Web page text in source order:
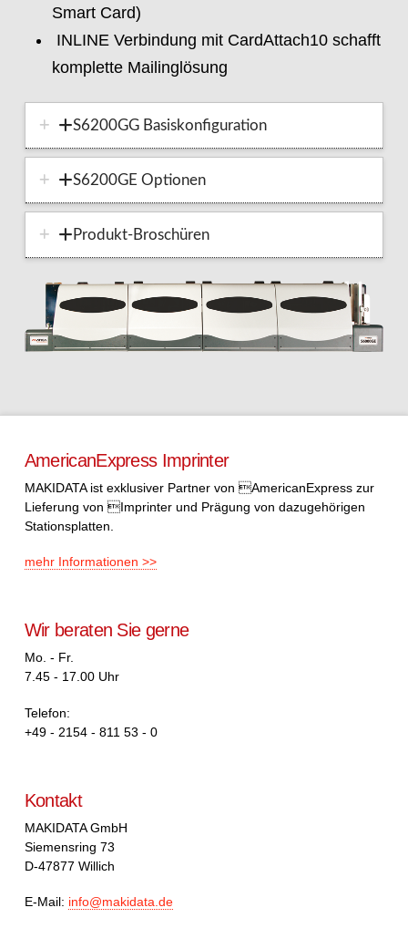
Smart Card)
INLINE Verbindung mit CardAttach10 schafft
komplette Mailinglösung
S6200GG Basiskonfiguration
S6200GE Optionen
Produkt-Broschüren
AmericanExpress Imprinter
MAKIDATA ist exklusiver Partner von AmericanExpress zur
Lieferung von Imprinter und Prägung von dazugehörigen
Stationsplatten.
mehr Informationen >>
Wir beraten Sie gerne
Mo. - Fr.
7.45 - 17.00 Uhr
Telefon:
+49 - 2154 - 811 53 - 0
Kontakt
MAKIDATA GmbH
Siemensring 73
D-47877 Willich
E-Mail: info@makidata.de